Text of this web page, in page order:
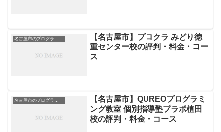
【名古屋市】プロクラ みどり徳
重センター校の評判・料金・コー
ス
【名古屋市】QUREOプログラミ
ング教室 個別指導塾プラボ植田
校の評判・料金・コース